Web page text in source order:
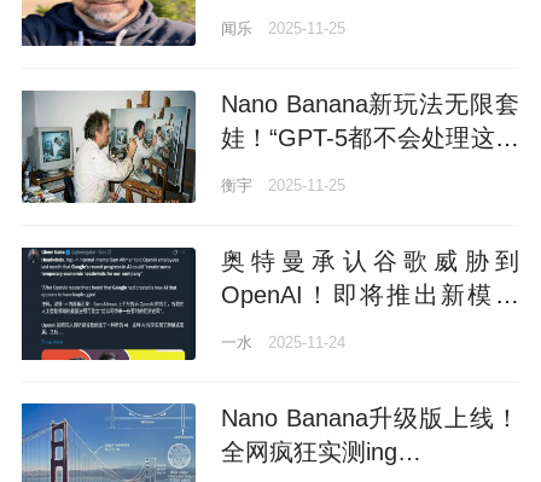
器人界的安卓
闻乐 2025-11-25
Nano Banana新玩法无限套
娃！“GPT-5都不会处理这种
级别的递归”
衡宇 2025-11-25
奥特曼承认谷歌威胁到
OpenAI！即将推出新模型
“Shallotpeat”
一水 2025-11-24
Nano Banana升级版上线！
全网疯狂实测ing…